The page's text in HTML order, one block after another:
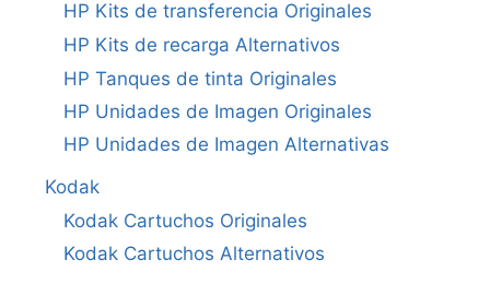
HP Kits de transferencia Originales
HP Kits de recarga Alternativos
HP Tanques de tinta Originales
HP Unidades de Imagen Originales
HP Unidades de Imagen Alternativas
Kodak
Kodak Cartuchos Originales
Kodak Cartuchos Alternativos